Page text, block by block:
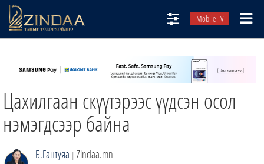
Mobile TV
ТВ8
ӨГЛӨӨНИЙ СОНИН
АУДИО ЗОХИОЛ
ЗИНДАА СЭТГҮҮЛ
Цахилгаан скүүтэрээс үүдсэн осол
нэмэгдсээр байна
Б.Гантуяа | Zindaa.mn